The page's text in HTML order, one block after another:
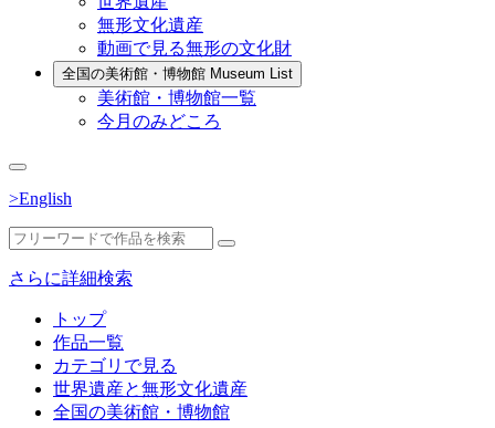
無形文化遺産
動画で見る無形の文化財
全国の美術館・博物館 Museum List
美術館・博物館一覧
今月のみどころ
>English
さらに詳細検索
トップ
作品一覧
カテゴリで見る
世界遺産と無形文化遺産
全国の美術館・博物館